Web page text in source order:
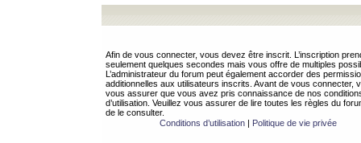
Afin de vous connecter, vous devez être inscrit. L’inscription
seulement quelques secondes mais vous offre de multiples
L’administrateur du forum peut également accorder des
additionnelles aux utilisateurs inscrits. Avant de vous connecter,
vous assurer que vous avez pris connaissance de nos
d’utilisation. Veuillez vous assurer de lire toutes les règles du
de le consulter.
Conditions d’utilisation| Politique de vie privée